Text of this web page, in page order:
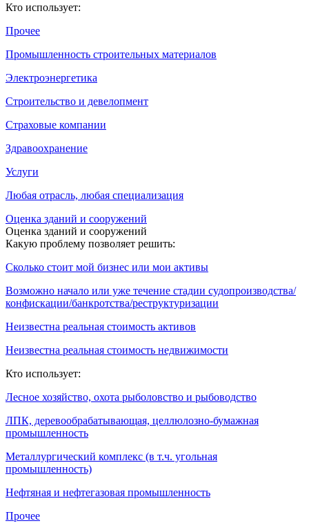
Кто использует:
Прочее
Промышленность строительных материалов
Электроэнергетика
Строительство и девелопмент
Страховые компании
Здравоохранение
Услуги
Любая отрасль, любая специализация
Оценка зданий и сооружений
Оценка зданий и сооружений
Какую проблему позволяет решить:
Сколько стоит мой бизнес или мои активы
Возможно начало или уже течение стадии судопроизводства/
конфискации/банкротства/реструктуризации
Неизвестна реальная стоимость активов
Неизвестна реальная стоимость недвижимости
Кто использует:
Лесное хозяйство, охота рыболовство и рыбоводство
ЛПК, деревообрабатывающая, целлюлозно-бумажная
промышленность
Металлургический комплекс (в т.ч. угольная
промышленность)
Нефтяная и нефтегазовая промышленность
Прочее